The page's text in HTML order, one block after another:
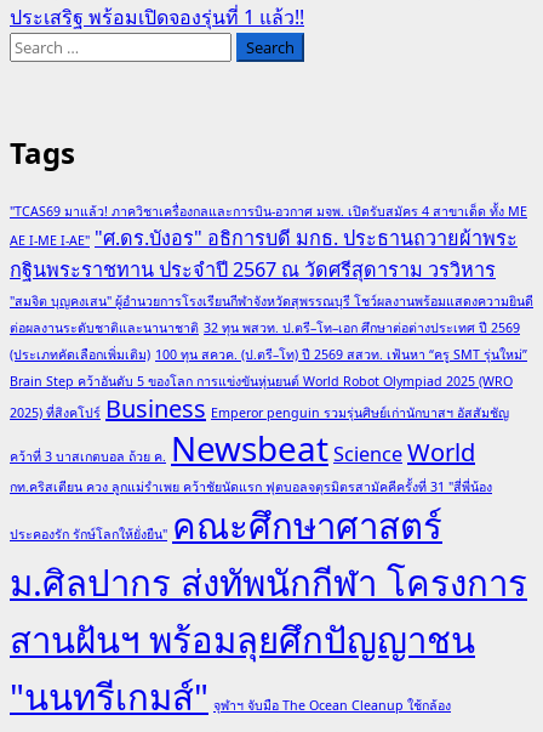
ประเสริฐ พร้อมเปิดจองรุ่นที่ 1 แล้ว!!
Search
for:
Tags
"TCAS69 มาแล้ว! ภาควิชาเครื่องกลและการบิน-อวกาศ มจพ. เปิดรับสมัคร 4 สาขาเด็ด ทั้ง ME
AE I-ME I-AE" "ศ.ดร.บังอร" อธิการบดี มกธ. ประธานถวายผ้าพระ
กฐินพระราชทาน ประจำปี 2567 ณ วัดศรีสุดาราม วรวิหาร
"สมจิต บุญคงเสน" ผู้อำนวยการโรงเรียนกีฬาจังหวัดสุพรรณบุรี โชว์ผลงานพร้อมแสดงความยินดี
ต่อผลงานระดับชาติและนานาชาติ 32 ทุน พสวท. ป.ตรี–โท–เอก ศึกษาต่อต่างประเทศ ปี 2569
(ประเภทคัดเลือกเพิ่มเติม) 100 ทุน สควค. (ป.ตรี–โท) ปี 2569 สสวท. เฟ้นหา “ครู SMT รุ่นใหม่”
Brain Step คว้าอันดับ 5 ของโลก การแข่งขันหุ่นยนต์ World Robot Olympiad 2025 (WRO
2025) ที่สิงคโปร์ Business Emperor penguin รวมรุ่นศิษย์เก่านักบาสฯ อัสสัมชัญ
คว้าที่ 3 บาสเกตบอล ถ้วย ค. NewsbeatScienceWorld
กท.คริสเตียน ควง ลูกแม่รำเพย คว้าชัยนัดแรก ฟุตบอลจตุรมิตรสามัคคีครั้งที่ 31 "สี่พี่น้อง
ประคองรัก รักษ์โลกให้ยั่งยืน" คณะศึกษาศาสตร์
ม.ศิลปากร ส่งทัพนักกีฬา โครงการ
สานฝันฯ พร้อมลุยศึกปัญญาชน
"นนทรีเกมส์" จุฬาฯ จับมือ The Ocean Cleanup ใช้กล้อง